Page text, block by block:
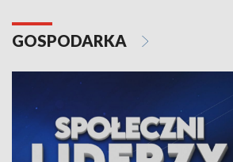
GOSPODARKA